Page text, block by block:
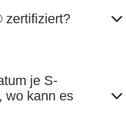
zertifiziert?
je S-
wo kann es